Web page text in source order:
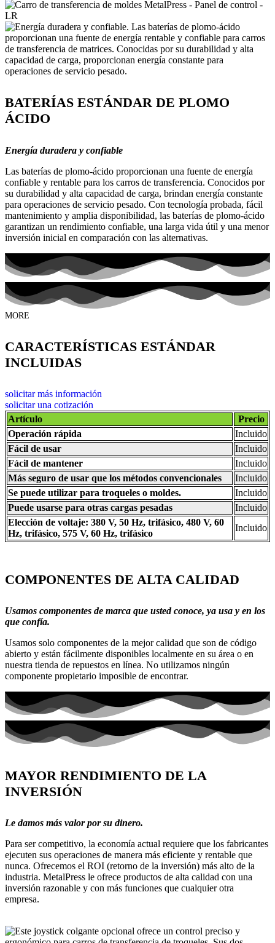
BATERÍAS ESTÁNDAR DE PLOMO
ÁCIDO
Energía duradera y confiable
Las baterías de plomo-ácido proporcionan una fuente de energía
confiable y rentable para los carros de transferencia. Conocidos por
su durabilidad y alta capacidad de carga, brindan energía constante
para operaciones de servicio pesado. Con tecnología probada, fácil
mantenimiento y amplia disponibilidad, las baterías de plomo-ácido
garantizan un rendimiento confiable, una larga vida útil y una menor
inversión inicial en comparación con las alternativas.
MORE
CARACTERÍSTICAS ESTÁNDAR
INCLUIDAS
solicitar más información
solicitar una cotización
Artículo
Precio
Operación rápida
Incluido
Fácil de usar
Incluido
Fácil de mantener
Incluido
Más seguro de usar que los métodos convencionales
Incluido
Se puede utilizar para troqueles o moldes.
Incluido
Puede usarse para otras cargas pesadas
Incluido
Elección de voltaje: 380 V, 50 Hz, trifásico, 480 V, 60
Hz, trifásico, 575 V, 60 Hz, trifásico
Incluido
COMPONENTES DE ALTA CALIDAD
Usamos componentes de marca que usted conoce, ya usa y en los
que confía.
Usamos solo componentes de la mejor calidad que son de código
abierto y están fácilmente disponibles localmente en su área o en
nuestra tienda de repuestos en línea. No utilizamos ningún
componente propietario imposible de encontrar.
MAYOR RENDIMIENTO DE LA
INVERSIÓN
Le damos más valor por su dinero.
Para ser competitivo, la economía actual requiere que los fabricantes
ejecuten sus operaciones de manera más eficiente y rentable que
nunca. Ofrecemos el ROI (retorno de la inversión) más alto de la
industria. MetalPress le ofrece productos de alta calidad con una
inversión razonable y con más funciones que cualquier otra
empresa.